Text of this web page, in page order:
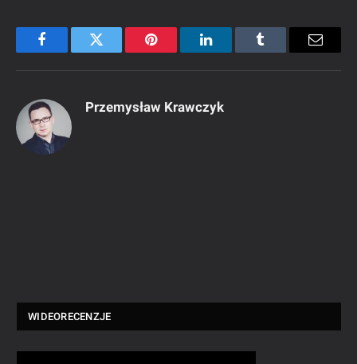
FacebookTwitter Pinterest LinkedInTumblr Email
Przemysław Krawczyk
WIDEORECENZJE